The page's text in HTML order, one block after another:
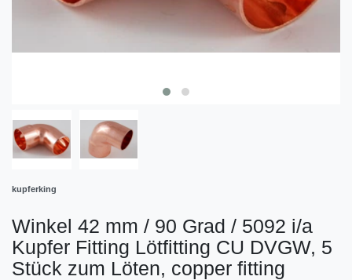
kupferking
Winkel 42 mm / 90 Grad / 5092 i/a
Kupfer Fitting Lötfitting CU DVGW, 5
Stück zum Löten, copper fitting